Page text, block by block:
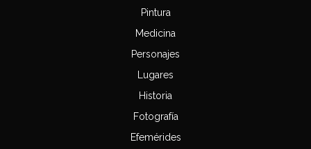
Pintura
Medicina
Personajes
Lugares
Historia
Fotografía
Efemérides